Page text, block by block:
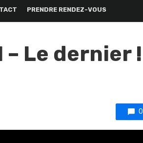
PRENDRE RENDEZ-VOUS
Le dernier !
0